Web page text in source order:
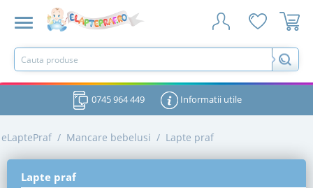
0745 964 449 Informatii utile
eLaptePraf / Mancare bebelusi / Lapte praf
Lapte praf